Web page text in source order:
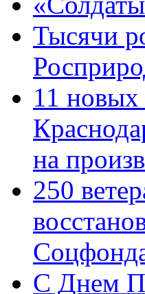
Тысячи
11
на
250
С Днем